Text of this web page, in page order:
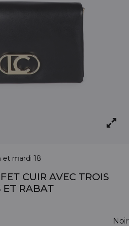
et mardi 18
CUIR AVEC TROIS
ET RABAT
Noir